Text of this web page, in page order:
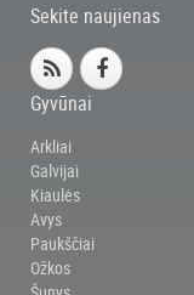
Sekite naujienas
Gyvūnai
Arkliai
Galvijai
Kiaulės
Avys
Paukščiai
Ožkos